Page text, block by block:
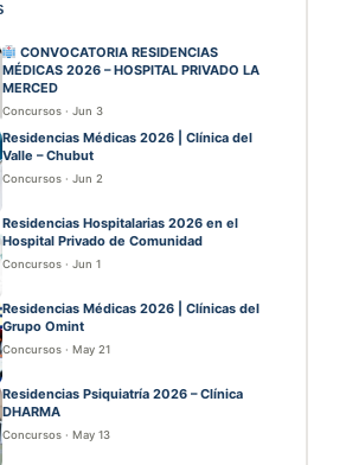
CONVOCATORIA RESIDENCIAS
MÉDICAS 2026 – HOSPITAL PRIVADO LA
MERCED
Concursos · Jun 3
Residencias Médicas 2026 | Clínica del
Valle – Chubut
Concursos · Jun 2
Residencias Hospitalarias 2026 en el
Hospital Privado de Comunidad
Concursos · Jun 1
Residencias Médicas 2026 | Clínicas del
Grupo Omint
Concursos · May 21
Residencias Psiquiatría 2026 – Clínica
DHARMA
Concursos · May 13